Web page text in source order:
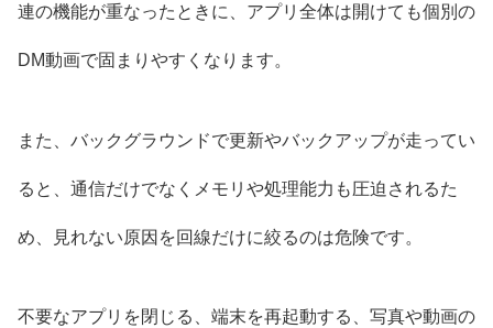
連の機能が重なったときに、アプリ全体は開けても個別の
DM動画で固まりやすくなります。
また、バックグラウンドで更新やバックアップが走ってい
ると、通信だけでなくメモリや処理能力も圧迫されるた
め、見れない原因を回線だけに絞るのは危険です。
不要なアプリを閉じる、端末を再起動する、写真や動画の